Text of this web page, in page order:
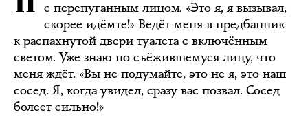
с перепуганным лицом. «Это я, я вызывал,
скорее идёмте!» Ведёт меня в предбанник
к распахнутой двери туалета с включённым
светом. Уже знаю по съёжившемуся лицу, что
меня ждёт. «Вы не подумайте, это не я, это наш
сосед. Я, когда увидел, сразу вас позвал. Сосед
болеет сильно!»